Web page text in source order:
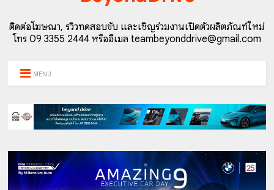
ติดต่อโฆษณา, รีวิวทดสอบขับ และเชิญร่วมงานเปิดตัวผลิตภัณฑ์ใหม่
โทร 09 3355 2444 หรืออีเมล teambeyonddrive@gmail.com
MENU